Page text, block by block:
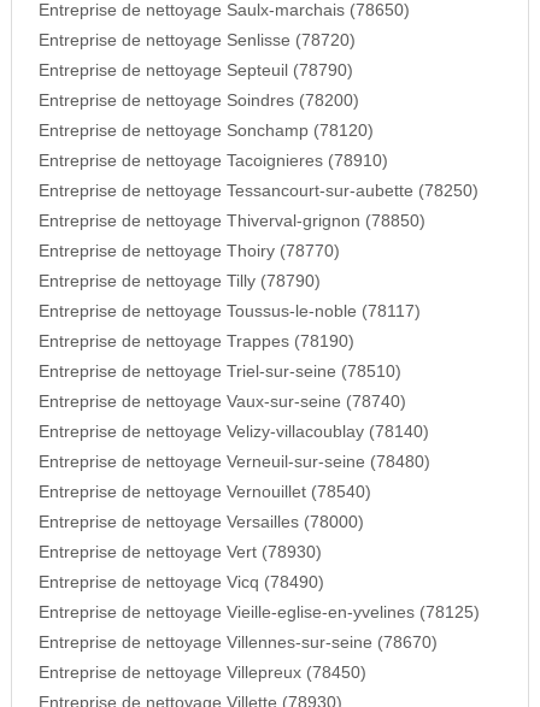
Entreprise de nettoyage Saulx-marchais (78650)
Entreprise de nettoyage Senlisse (78720)
Entreprise de nettoyage Septeuil (78790)
Entreprise de nettoyage Soindres (78200)
Entreprise de nettoyage Sonchamp (78120)
Entreprise de nettoyage Tacoignieres (78910)
Entreprise de nettoyage Tessancourt-sur-aubette (78250)
Entreprise de nettoyage Thiverval-grignon (78850)
Entreprise de nettoyage Thoiry (78770)
Entreprise de nettoyage Tilly (78790)
Entreprise de nettoyage Toussus-le-noble (78117)
Entreprise de nettoyage Trappes (78190)
Entreprise de nettoyage Triel-sur-seine (78510)
Entreprise de nettoyage Vaux-sur-seine (78740)
Entreprise de nettoyage Velizy-villacoublay (78140)
Entreprise de nettoyage Verneuil-sur-seine (78480)
Entreprise de nettoyage Vernouillet (78540)
Entreprise de nettoyage Versailles (78000)
Entreprise de nettoyage Vert (78930)
Entreprise de nettoyage Vicq (78490)
Entreprise de nettoyage Vieille-eglise-en-yvelines (78125)
Entreprise de nettoyage Villennes-sur-seine (78670)
Entreprise de nettoyage Villepreux (78450)
Entreprise de nettoyage Villette (78930)